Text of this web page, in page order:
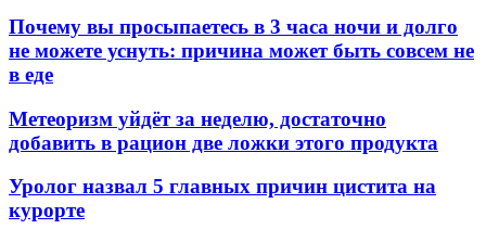
Почему вы просыпаетесь в 3 часа ночи и долго
не можете уснуть: причина может быть совсем не
в еде
Метеоризм уйдёт за неделю, достаточно
добавить в рацион две ложки этого продукта
Уролог назвал 5 главных причин цистита на
курорте